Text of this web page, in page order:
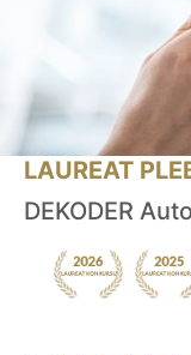
LAUREAT
DEKODER